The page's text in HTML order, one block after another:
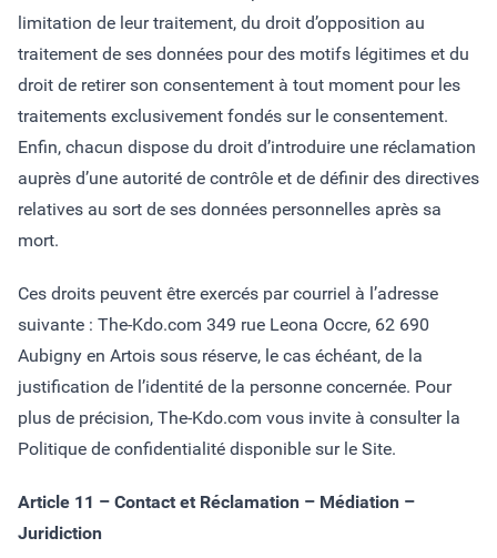
limitation de leur traitement, du droit d’opposition au
traitement de ses données pour des motifs légitimes et du
droit de retirer son consentement à tout moment pour les
traitements exclusivement fondés sur le consentement.
Enfin, chacun dispose du droit d’introduire une réclamation
auprès d’une autorité de contrôle et de définir des directives
relatives au sort de ses données personnelles après sa
mort.
Ces droits peuvent être exercés par courriel à l’adresse
suivante : The-Kdo.com 349 rue Leona Occre, 62 690
Aubigny en Artois sous réserve, le cas échéant, de la
justification de l’identité de la personne concernée. Pour
plus de précision, The-Kdo.com vous invite à consulter la
Politique de confidentialité disponible sur le Site.
Article 11 – Contact et Réclamation – Médiation –
Juridiction